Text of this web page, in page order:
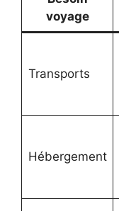
voyage
Transports
Hébergement